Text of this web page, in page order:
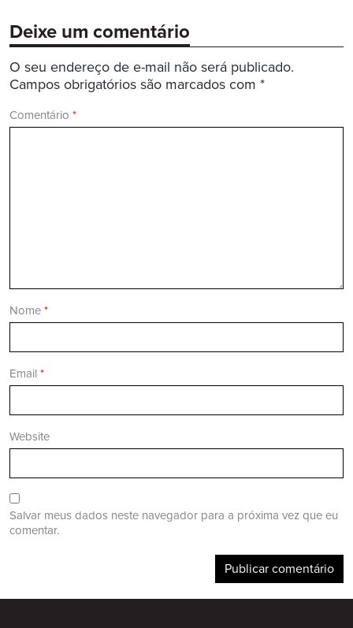
Deixe um comentário
O seu endereço de e-mail não será publicado.
Campos obrigatórios são marcados com *
Comentário *
Nome *
Email *
Website
Salvar meus dados neste navegador para a próxima vez que eu
comentar.